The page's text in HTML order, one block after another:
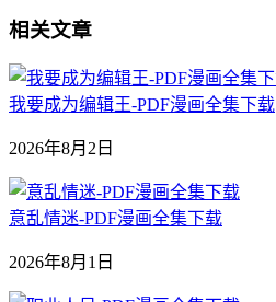
相关文章
我要成为编辑王-PDF漫画全集下载
2026年8月2日
意乱情迷-PDF漫画全集下载
2026年8月1日